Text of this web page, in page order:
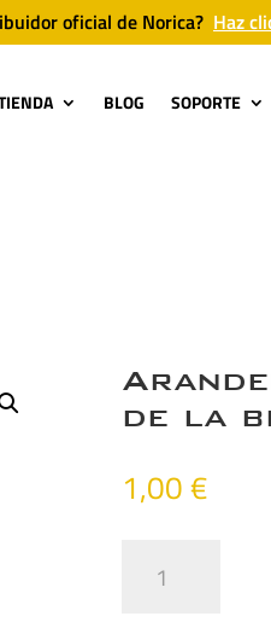
oficial de Norica? Haz
BLOG SOPORTE
de la
1,00€
frenado